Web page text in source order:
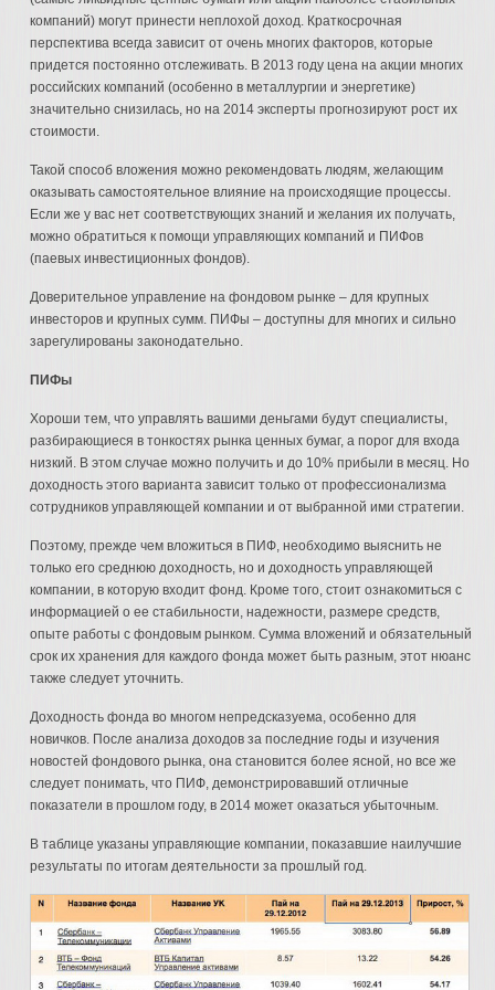
компаний) могут принести неплохой доход. Краткосрочная
перспектива всегда зависит от очень многих факторов, которые
придется постоянно отслеживать. В 2013 году цена на акции многих
российских компаний (особенно в металлургии и энергетике)
значительно снизилась, но на 2014 эксперты прогнозируют рост их
стоимости.
Такой способ вложения можно рекомендовать людям, желающим
оказывать самостоятельное влияние на происходящие процессы.
Если же у вас нет соответствующих знаний и желания их получать,
можно обратиться к помощи управляющих компаний и ПИФов
(паевых инвестиционных фондов).
Доверительное управление на фондовом рынке – для крупных
инвесторов и крупных сумм. ПИФы – доступны для многих и сильно
зарегулированы законодательно.
ПИФы
Хороши тем, что управлять вашими деньгами будут специалисты,
разбирающиеся в тонкостях рынка ценных бумаг, а порог для входа
низкий. В этом случае можно получить и до 10% прибыли в месяц. Но
доходность этого варианта зависит только от профессионализма
сотрудников управляющей компании и от выбранной ими стратегии.
Поэтому, прежде чем вложиться в ПИФ, необходимо выяснить не
только его среднюю доходность, но и доходность управляющей
компании, в которую входит фонд. Кроме того, стоит ознакомиться с
информацией о ее стабильности, надежности, размере средств,
опыте работы с фондовым рынком. Сумма вложений и обязательный
срок их хранения для каждого фонда может быть разным, этот нюанс
также следует уточнить.
Доходность фонда во многом непредсказуема, особенно для
новичков. После анализа доходов за последние годы и изучения
новостей фондового рынка, она становится более ясной, но все же
следует понимать, что ПИФ, демонстрировавший отличные
показатели в прошлом году, в 2014 может оказаться убыточным.
В таблице указаны управляющие компании, показавшие наилучшие
результаты по итогам деятельности за прошлый год.